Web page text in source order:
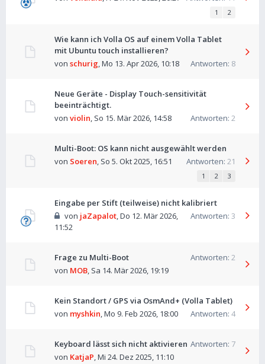
1 2
Wie kann ich Volla OS auf einem Volla Tablet
mit Ubuntu touch installieren?
Antworten: 8
von schurig,Mo 13. Apr 2026, 10:18
Neue Geräte - Display Touch-sensitivität
beeinträchtigt.
Antworten: 2
von violin, So 15. Mär 2026, 14:58
Multi-Boot: OS kann nicht ausgewählt werden
Antworten: 21
von Soeren, So 5. Okt 2025, 16:51
1 2 3
Eingabe per Stift (teilweise) nicht kalibriert
Antworten: 3
von jaZapalot,Do 12. Mär 2026,
11:52
Frage zu Multi-Boot Antworten: 2
von MOB, Sa 14. Mär 2026, 19:19
Kein Standort / GPS via OsmAnd+ (Volla Tablet)
Antworten: 4
von myshkin,Mo 9. Feb 2026, 18:00
Keyboard lässt sich nicht aktivieren Antworten: 7
von KatjaP,Mi 24. Dez 2025, 11:10